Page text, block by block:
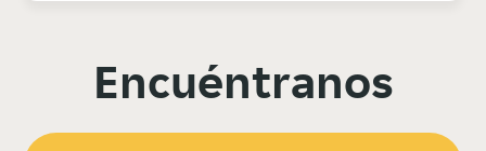
Encuéntranos